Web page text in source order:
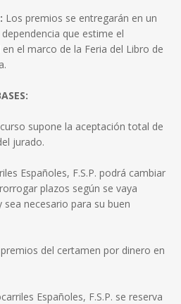
Los premios se entregarán en un
que estime el
el marco de la Feria del Libro de
supone la aceptación total de
jurado.
Españoles, F.S.P. podrá cambiar
plazos según se vaya
necesario para su buen
del certamen por dinero en
Españoles, F.S.P. se reserva